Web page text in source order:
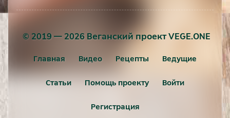
© 2019 — 2026 Веганский проект VEGE.ONE
Главная Видео Рецепты Ведущие
Статьи Помощь проекту Войти
Регистрация